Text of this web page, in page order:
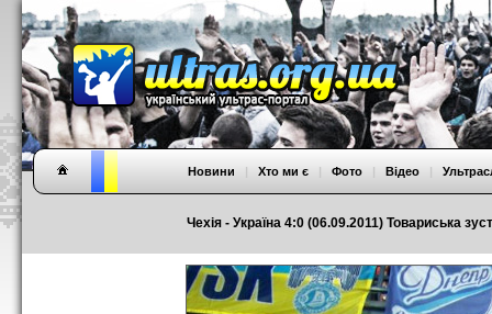
Чехія - Україна 4:0 (06.09.2011) Товариська
Новини | Хто ми є | Фото | Відео |